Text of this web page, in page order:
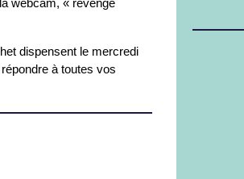
dispensent le mercredi
à toutes vos